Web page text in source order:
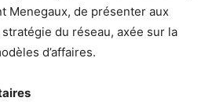
Menegaux, de présenter aux
du réseau, axée sur la
d’affaires.